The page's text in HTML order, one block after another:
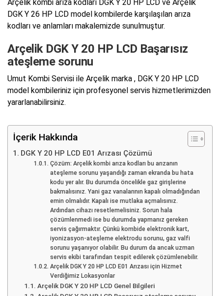
Arçelik kombi arıza kodları DGK Y 20 HP LCD ve Arçelik
DGK Y 26 HP LCD model kombilerde karşılaşılan arıza
kodları ve anlamları makalemizde sunulmuştur.
Arçelik DGK Y 20 HP LCD Başarısız
ateşleme sorunu
Umut Kombi Servisi ile Arçelik marka , DGK Y 20 HP LCD
model kombileriniz için profesyonel servis hizmetlerimizden
yararlanabilirsiniz.
İçerik Hakkında
DGK Y 20 HP LCD E01 Arızası Çözümü
Çözüm: Arçelik kombi arıza kodları bu arızanın
ateşleme sorunu yaşandığı zaman ekranda bu hata
kodu yer alır. Bu durumda öncelikle gaz girişlerine
bakmalısınız. Yani gaz vanalarının kapalı olmadığından
emin olmalıdır. Kapalı ise mutlaka açmalısınız.
Ardından cihazı resetlemelisiniz. Sorun hala
çözümlenmedi ise bu durumda yapmanız gereken
servis çağırmaktır. Çünkü kombide elektronik kart,
iyonizasyon-ateşleme elektrodu sorunu, gaz valfi
sorunu yaşanıyor olabilir. Bu durum da ancak uzman
servis ekibi tarafından tespit edilerek çözümlenebilir.
Arçelik DGK Y 20 HP LCD E01 Arızası için Hizmet
Verdiğimiz Lokasyonlar
Arçelik DGK Y 20 HP LCD Genel Bilgileri